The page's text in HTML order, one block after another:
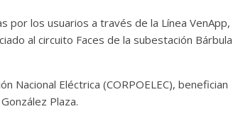
por los usuarios a través de la Línea VenApp,
al circuito Faces de la subestación Bárbula
Nacional Eléctrica (CORPOELEC), benefician
Plaza.